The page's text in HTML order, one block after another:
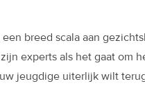
breed scala aan
experts als het gaat
jeugdige uiterlijk wilt